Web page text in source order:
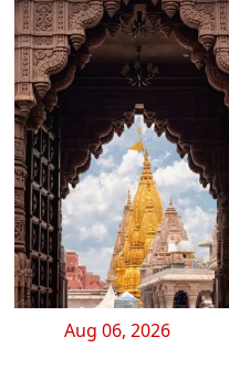
Aug 06, 2026